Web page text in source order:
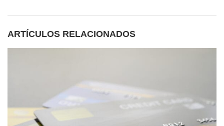
ARTÍCULOS RELACIONADOS